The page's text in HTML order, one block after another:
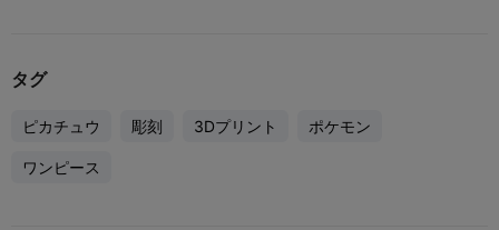
タグ
ピカチュウ 彫刻 3Dプリント ポケモン
ワンピース